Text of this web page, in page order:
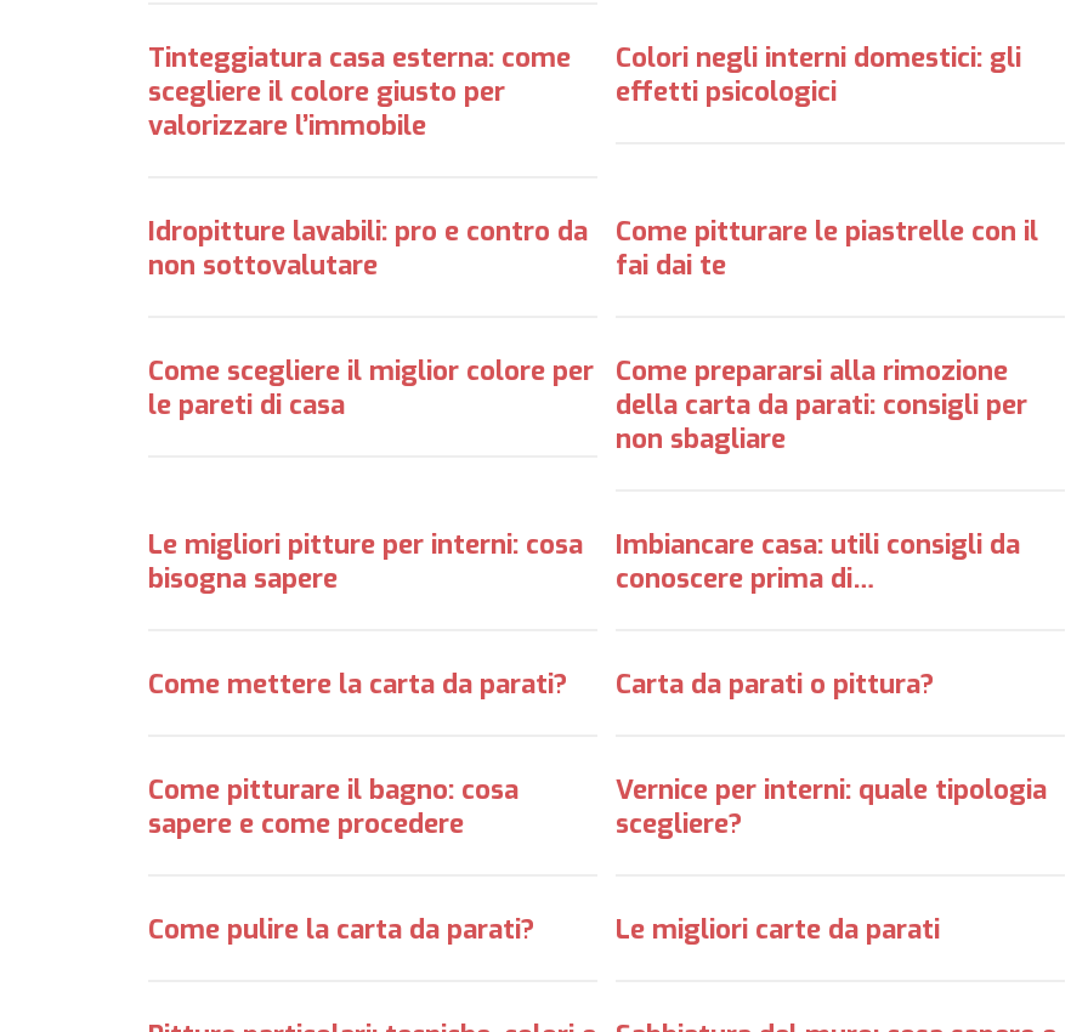
Tinteggiatura casa esterna: come
scegliere il colore giusto per
valorizzare l’immobile
Colori negli interni domestici: gli
effetti psicologici
Idropitture lavabili: pro e contro da
non sottovalutare
Come pitturare le piastrelle con il
fai dai te
Come scegliere il miglior colore per
le pareti di casa
Come prepararsi alla rimozione
della carta da parati: consigli per
non sbagliare
Le migliori pitture per interni: cosa
bisogna sapere
Imbiancare casa: utili consigli da
conoscere prima di…
Come mettere la carta da parati? Carta da parati o pittura?
Come pitturare il bagno: cosa
sapere e come procedere
Vernice per interni: quale tipologia
scegliere?
Come pulire la carta da parati? Le migliori carte da parati